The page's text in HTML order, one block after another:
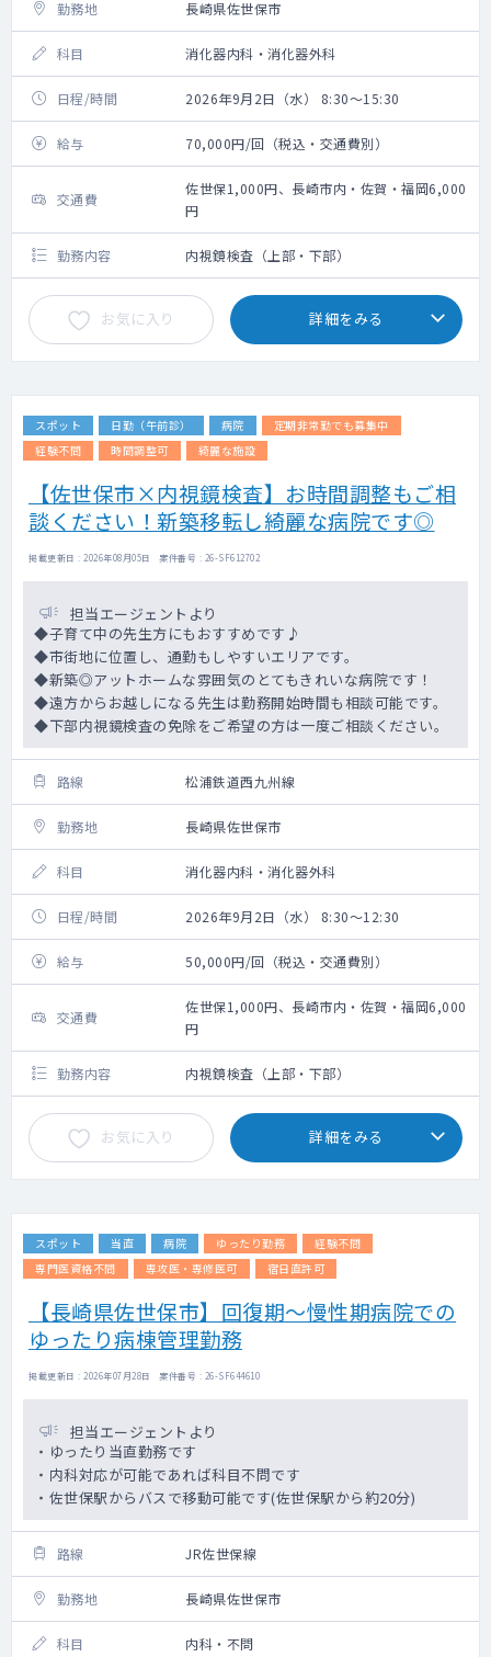
勤務地 長崎県佐世保市
科目 消化器内科・消化器外科
日程/時間 2026年9月2日（水） 8:30～15:30
給与 70,000円/回（税込・交通費別）
交通費
佐世保1,000円、長崎市内・佐賀・福岡6,000
円
勤務内容 内視鏡検査（上部・下部）
お気に入り 詳細をみる
スポット 日勤（午前診） 病院
定期非常勤でも募集中
経験不問
時間調整可 綺麗な施設
【佐世保市×内視鏡検査】お時間調整もご相
談ください！新築移転し綺麗な病院です◎
掲載更新日 : 2026年08月05日 案件番号 : 26-SF612702
担当エージェントより
◆子育て中の先生方にもおすすめです♪
◆市街地に位置し、通勤もしやすいエリアです。
◆新築◎アットホームな雰囲気のとてもきれいな病院です！
◆遠方からお越しになる先生は勤務開始時間も相談可能です。
◆下部内視鏡検査の免除をご希望の方は一度ご相談ください。
路線 松浦鉄道西九州線
勤務地 長崎県佐世保市
科目 消化器内科・消化器外科
日程/時間 2026年9月2日（水） 8:30～12:30
給与 50,000円/回（税込・交通費別）
交通費
佐世保1,000円、長崎市内・佐賀・福岡6,000
円
勤務内容 内視鏡検査（上部・下部）
お気に入り 詳細をみる
スポット 当直 病院 ゆったり勤務
経験不問
専門医資格不問
専攻医・専修医可 宿日直許可
【長崎県佐世保市】回復期～慢性期病院での
ゆったり病棟管理勤務
掲載更新日 : 2026年07月28日 案件番号 : 26-SF644610
担当エージェントより
・ゆったり当直勤務です
・内科対応が可能であれば科目不問です
・佐世保駅からバスで移動可能です(佐世保駅から約20分)
路線 JR佐世保線
勤務地 長崎県佐世保市
科目 内科・不問